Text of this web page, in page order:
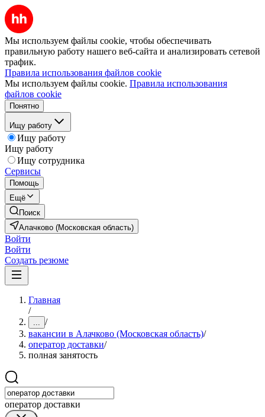
Мы используем файлы cookie, чтобы обеспечивать
правильную работу нашего веб-сайта и анализировать сетевой
трафик.
Правила использования файлов cookie
Мы используем файлы cookie. Правила использования
файлов cookie
Понятно
Ищу работу
Ищу работу
Ищу работу
Ищу сотрудника
Сервисы
Помощь
Ещё
Поиск
Алачково (Московская область)
Войти
Войти
Создать резюме
Главная
/
... /
вакансии в Алачково (Московская область)/
оператор доставки/
полная занятость
оператор доставки